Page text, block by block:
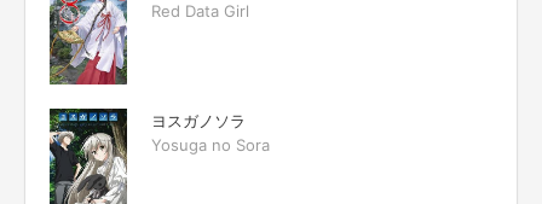
Red Data Girl
ヨスガノソラ
Yosuga no Sora